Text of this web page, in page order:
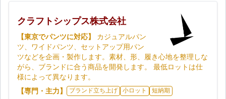
クラフトシップス株式会社
【東京でパンツに対応】
カジュアルパン
ツ、ワイドパンツ、セットアップ用パン
ツなどを企画・製作します。素材、形、履き心地を整理しな
がら、ブランドに合う商品を開発します。 最低ロットは仕
様によって異なります。
【専門・主力】
ブランド立ち上げ 小ロット 短納期